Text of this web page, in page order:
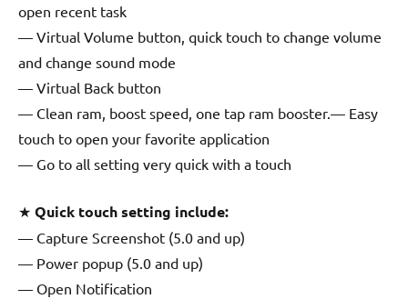
open recent task
— Virtual Volume button, quick touch to change volume
and change sound mode
— Virtual Back button
— Clean ram, boost speed, one tap ram booster.— Easy
touch to open your favorite application
— Go to all setting very quick with a touch
★ Quick touch setting include:
— Capture Screenshot (5.0 and up)
— Power popup (5.0 and up)
— Open Notification